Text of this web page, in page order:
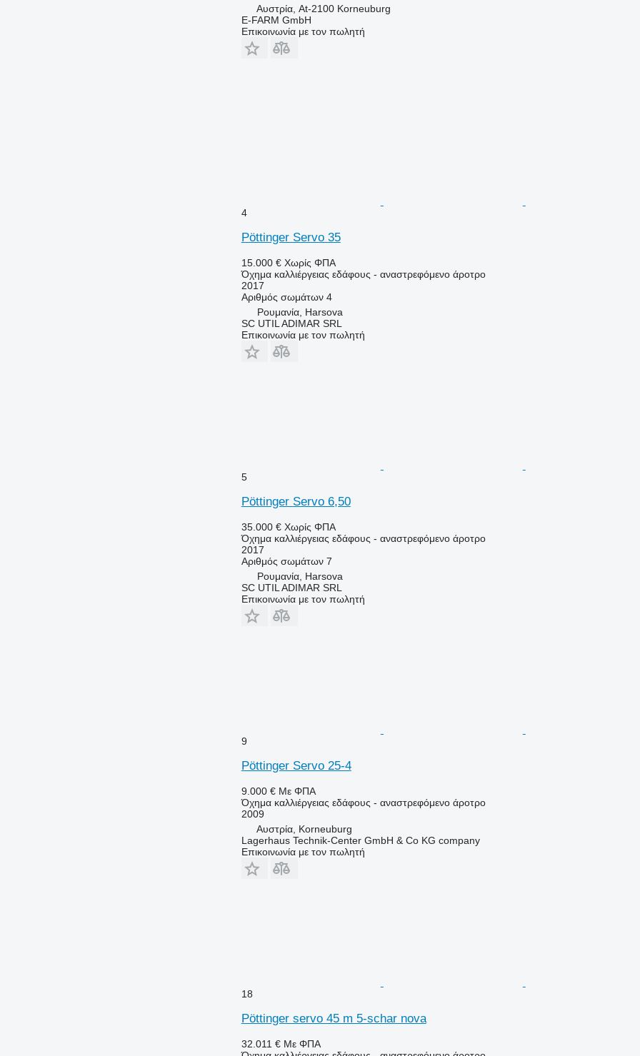
Αυστρία, At-2100 Korneuburg
E-FARM GmbH
Επικοινωνία με τον πωλητή
4
Pöttinger Servo 35
15.000 € Χωρίς ΦΠΑ
Όχημα καλλιέργειας εδάφους - αναστρεφόμενο άροτρο
2017
Αριθμός σωμάτων 4
Ρουμανία, Harsova
SC UTIL ADIMAR SRL
Επικοινωνία με τον πωλητή
5
Pöttinger Servo 6,50
35.000 € Χωρίς ΦΠΑ
Όχημα καλλιέργειας εδάφους - αναστρεφόμενο άροτρο
2017
Αριθμός σωμάτων 7
Ρουμανία, Harsova
SC UTIL ADIMAR SRL
Επικοινωνία με τον πωλητή
9
Pöttinger Servo 25-4
9.000 € Με ΦΠΑ
Όχημα καλλιέργειας εδάφους - αναστρεφόμενο άροτρο
2009
Αυστρία, Korneuburg
Lagerhaus Technik-Center GmbH & Co KG company
Επικοινωνία με τον πωλητή
18
Pöttinger servo 45 m 5-schar nova
32.011 € Με ΦΠΑ